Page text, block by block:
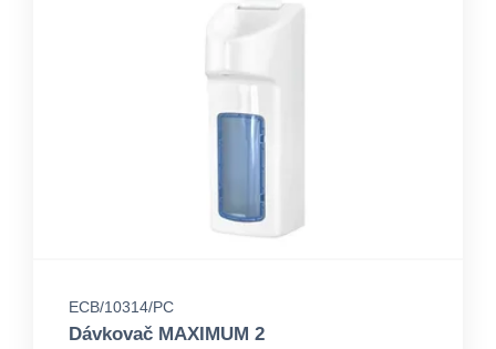
ECB/10314/PC
Dávkovač MAXIMUM 2